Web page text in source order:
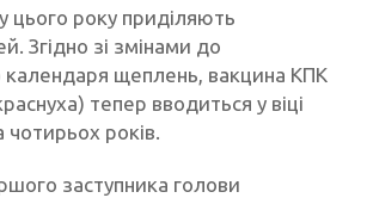
цього року приділяють
Згідно зі змінами до
календаря щеплень, вакцина КПК
тепер вводиться у віці
чотирьох років.
заступника голови